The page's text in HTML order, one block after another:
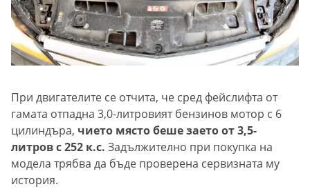
При двигателите се отчита, че сред фейслифта от
гамата отпадна 3,0-литровият бензинов мотор с 6
цилиндъра, чието място беше заето от 3,5-
литров с 252 к.с. Задължително при покупка на
модела трябва да бъде проверена сервизната му
история.